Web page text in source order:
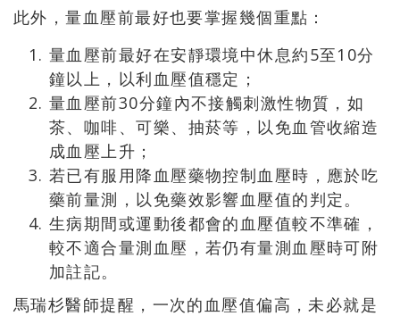
此外，量血壓前最好也要掌握幾個重點：
量血壓前最好在安靜環境中休息約5至10分
鐘以上，以利血壓值穩定；
量血壓前30分鐘內不接觸刺激性物質，如
茶、咖啡、可樂、抽菸等，以免血管收縮造
成血壓上升；
若已有服用降血壓藥物控制血壓時，應於吃
藥前量測，以免藥效影響血壓值的判定。
生病期間或運動後都會的血壓值較不準確，
較不適合量測血壓，若仍有量測血壓時可附
加註記。
馬瑞杉醫師提醒，一次的血壓值偏高，未必就是